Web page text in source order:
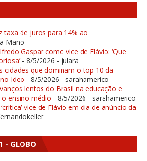
taxa de juros para 14% ao
Mano
Gaspar como vice de Flávio: ‘Que
- 8/5/2026 - julara
cidades que dominam o top 10 da
Ideb - 8/5/2026 - sarahamerico
lentos do Brasil na educação e
ensino médio - 8/5/2026 - sarahamerico
vice de Flávio em dia de anúncio da
- GLOBO